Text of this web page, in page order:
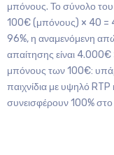
μπόνους. Το σύνολο του
100€ (μπόνους) × 40 =
96%, η αναμενόμενη
απαίτησης είναι
μπόνους των 100€:
παιχνίδια με υψηλό RTP
συνεισφέρουν 100% στο